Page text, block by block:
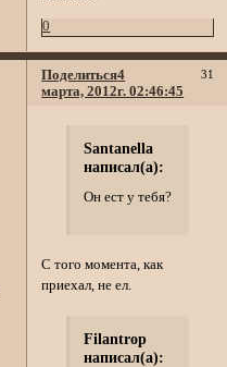
0
Поделиться 31
4
марта, 2012г. 02:46:45
Santanella
написал(а):
Он ест у тебя?
С того момента, как
приехал, не ел.
Filantrop
написал(а):